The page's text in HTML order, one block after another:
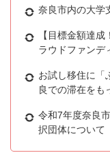
奈良市内の大学
【目標金額達
ラウドファンデ
お試し移住に「
良での滞在をも
令和7年度奈良
択団体について